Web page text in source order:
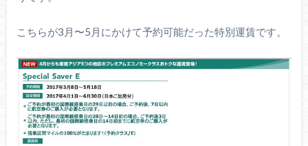
こちらが3月〜5月にかけて予約可能だった特別運賃です。